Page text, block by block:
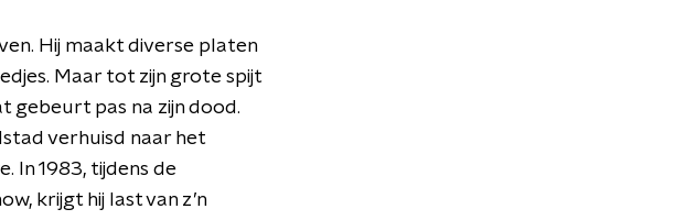
Hij maakt diverse platen
Maar tot zijn grote spijt
gebeurt pas na zijn dood.
verhuisd naar het
In 1983, tijdens de
krijgt hij last van z’n